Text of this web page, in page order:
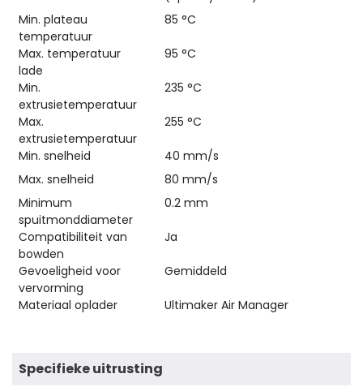
Min. plateau
temperatuur
85 °C
Max. temperatuur
lade
95 °C
Min.
extrusietemperatuur
235 °C
Max.
extrusietemperatuur
255 °C
Min. snelheid
40 mm/s
Max. snelheid
80 mm/s
Minimum
spuitmonddiameter
0.2 mm
Compatibiliteit van
bowden
Ja
Gevoeligheid voor
vervorming
Gemiddeld
Materiaal oplader Ultimaker Air Manager
Specifieke uitrusting